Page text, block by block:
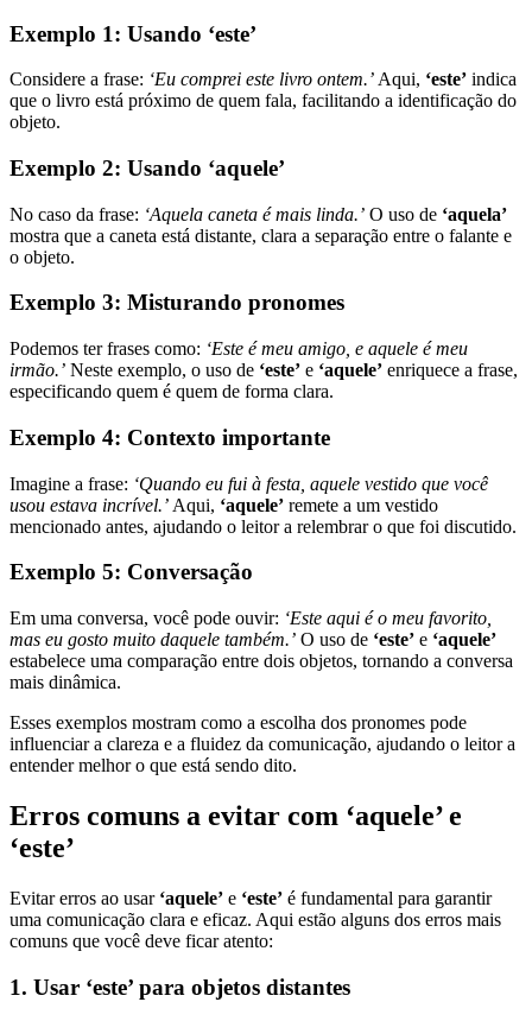
Exemplo 1: Usando ‘este’
Considere a frase: ‘Eu comprei este livro ontem.’ Aqui, ‘este’ indica
que o livro está próximo de quem fala, facilitando a identificação do
objeto.
Exemplo 2: Usando ‘aquele’
No caso da frase: ‘Aquela caneta é mais linda.’ O uso de ‘aquela’
mostra que a caneta está distante, clara a separação entre o falante e
o objeto.
Exemplo 3: Misturando pronomes
Podemos ter frases como: ‘Este é meu amigo, e aquele é meu
irmão.’ Neste exemplo, o uso de ‘este’ e ‘aquele’ enriquece a frase,
especificando quem é quem de forma clara.
Exemplo 4: Contexto importante
Imagine a frase: ‘Quando eu fui à festa, aquele vestido que você
usou estava incrível.’ Aqui, ‘aquele’ remete a um vestido
mencionado antes, ajudando o leitor a relembrar o que foi discutido.
Exemplo 5: Conversação
Em uma conversa, você pode ouvir: ‘Este aqui é o meu favorito,
mas eu gosto muito daquele também.’ O uso de ‘este’ e ‘aquele’
estabelece uma comparação entre dois objetos, tornando a conversa
mais dinâmica.
Esses exemplos mostram como a escolha dos pronomes pode
influenciar a clareza e a fluidez da comunicação, ajudando o leitor a
entender melhor o que está sendo dito.
Erros comuns a evitar com ‘aquele’ e
‘este’
Evitar erros ao usar ‘aquele’ e ‘este’ é fundamental para garantir
uma comunicação clara e eficaz. Aqui estão alguns dos erros mais
comuns que você deve ficar atento:
1. Usar ‘este’ para objetos distantes